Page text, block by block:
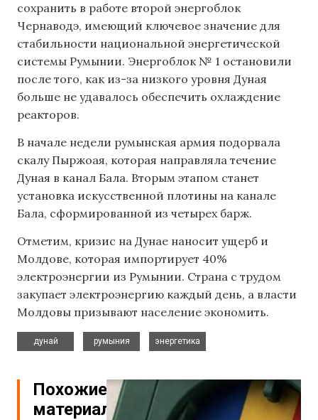
сохранить в работе второй энергоблок
Чернаводэ, имеющий ключевое значение для
стабильности национальной энергетической
системы Румынии. Энергоблок № 1 остановили
после того, как из-за низкого уровня Дуная
больше не удавалось обеспечить охлаждение
реакторов.
В начале недели румынская армия подорвала
скалу Пыржоая, которая направляла течение
Дуная в канал Бала. Вторым этапом станет
установка искусственной плотины на канале
Бала, сформированной из четырех барж.
Отметим, кризис на Дунае наносит ущерб и
Молдове, которая импортирует 40%
электроэнергии из Румынии. Страна с трудом
закупает электроэнергию каждый день, а власти
Молдовы призывают население экономить.
дунай
румыния
энергетика
Похожие
материалы